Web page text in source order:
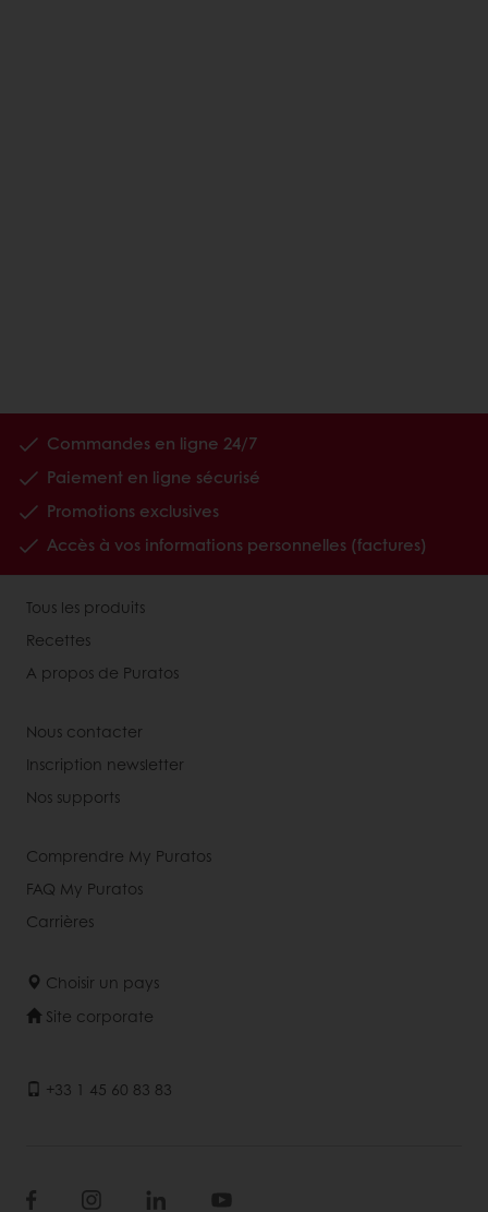
Commandes en ligne 24/7
Paiement en ligne sécurisé
Promotions exclusives
Accès à vos informations personnelles (factures)
Tous les produits
Recettes
A propos de Puratos
Nous contacter
Inscription newsletter
Nos supports
Comprendre My Puratos
FAQ My Puratos
Carrières
Choisir un pays
Site corporate
+33 1 45 60 83 83